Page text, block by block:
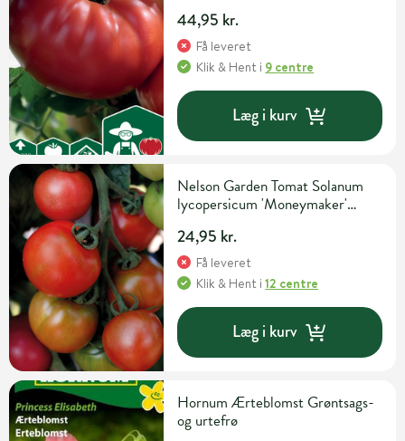
44,95 kr.
Få leveret
Klik & Hent i 9 centre
Læg i kurv
Nelson Garden Tomat Solanum
lycopersicum 'Moneymaker'
24,95 kr.
Få leveret
Klik & Hent i12 centre
Læg i kurv
Hornum Ærteblomst Grøntsags-
og urtefrø